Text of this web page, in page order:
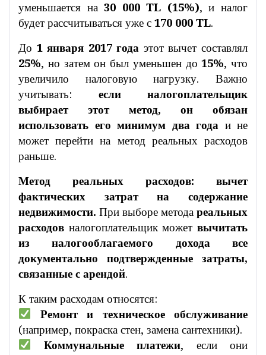
уменьшается на30 000 TL (15%), и налог
будет рассчитываться уже с 170 000 TL.
До 1 января 2017 года этот вычет составлял
25%, но затем он был уменьшен до15%, что
увеличило налоговую нагрузку. Важно
учитывать: если налогоплательщик
выбирает этот метод, он обязан
использовать его минимум два года и не
может перейти на метод реальных расходов
раньше.
Метод реальных расходов: вычет
фактических затрат на содержание
недвижимости. При выборе метода реальных
расходов налогоплательщик может вычитать
из налогооблагаемого дохода все
документально подтвержденные затраты,
связанные с арендой.
К таким расходам относятся:
Ремонт и техническое обслуживание
(например, покраска стен, замена сантехники).
Коммунальные платежи, если они